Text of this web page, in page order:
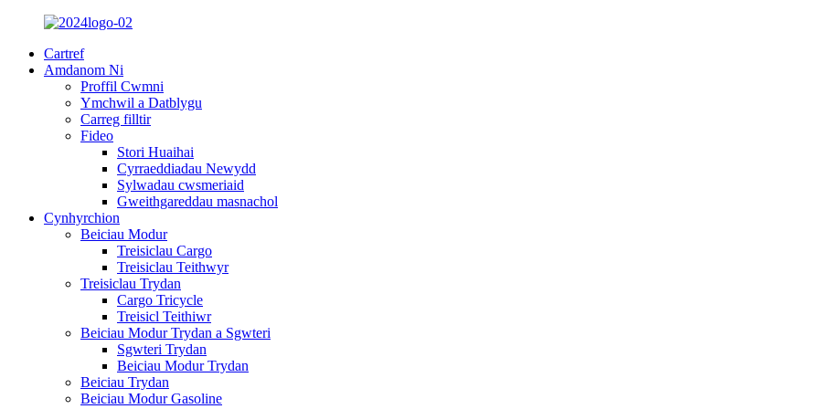
Cartref
Amdanom Ni
Proffil Cwmni
Ymchwil a Datblygu
Carreg filltir
Fideo
Stori Huaihai
Cyrraeddiadau Newydd
Sylwadau cwsmeriaid
Gweithgareddau masnachol
Cynhyrchion
Beiciau Modur
Treisiclau Cargo
Treisiclau Teithwyr
Treisiclau Trydan
Cargo Tricycle
Treisicl Teithiwr
Beiciau Modur Trydan a Sgwteri
Sgwteri Trydan
Beiciau Modur Trydan
Beiciau Trydan
Beiciau Modur Gasoline